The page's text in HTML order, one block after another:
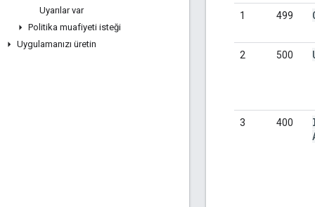
Uyarılar var
Politika muafiyeti isteği
Uygulamanızı üretin
1 499
2 500
3 400